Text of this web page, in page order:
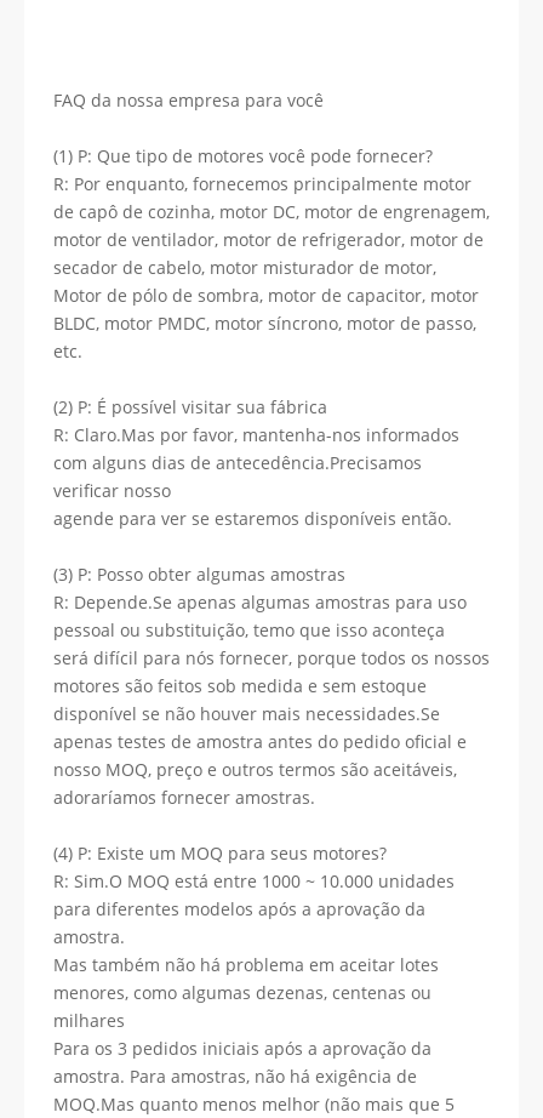
FAQ da nossa empresa para você
(1) P: Que tipo de motores você pode fornecer?
R: Por enquanto, fornecemos principalmente motor
de capô de cozinha, motor DC, motor de engrenagem,
motor de ventilador, motor de refrigerador, motor de
secador de cabelo, motor misturador de motor,
Motor de pólo de sombra, motor de capacitor, motor
BLDC, motor PMDC, motor síncrono, motor de passo,
etc.
(2) P: É possível visitar sua fábrica
R: Claro.Mas por favor, mantenha-nos informados
com alguns dias de antecedência.Precisamos
verificar nosso
agende para ver se estaremos disponíveis então.
(3) P: Posso obter algumas amostras
R: Depende.Se apenas algumas amostras para uso
pessoal ou substituição, temo que isso aconteça
será difícil para nós fornecer, porque todos os nossos
motores são feitos sob medida e sem estoque
disponível se não houver mais necessidades.Se
apenas testes de amostra antes do pedido oficial e
nosso MOQ, preço e outros termos são aceitáveis,
adoraríamos fornecer amostras.
(4) P: Existe um MOQ para seus motores?
R: Sim.O MOQ está entre 1000 ~ 10.000 unidades
para diferentes modelos após a aprovação da
amostra.
Mas também não há problema em aceitar lotes
menores, como algumas dezenas, centenas ou
milhares
Para os 3 pedidos iniciais após a aprovação da
amostra. Para amostras, não há exigência de
MOQ.Mas quanto menos melhor (não mais que 5